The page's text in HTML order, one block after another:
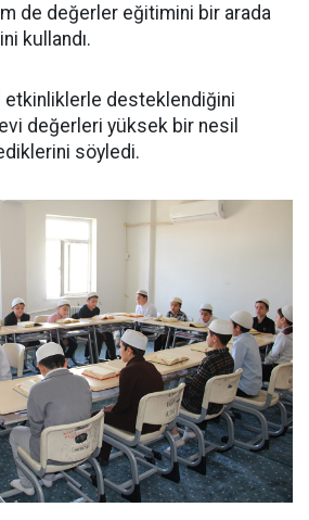
de değerler eğitimini bir arada
kullandı.
etkinliklerle desteklendiğini
değerleri yüksek bir nesil
söyledi.